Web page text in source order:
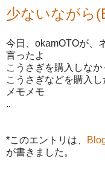
少ないながら
今日、okamOTOが、
言ったよ
こうさぎを購入しなか
こうさぎなどを購入し
メモメモ
..
*このエントリは、
が書きました。